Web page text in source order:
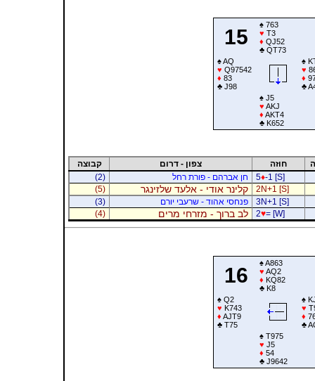
15
♠763
♥ T3
♦ QJ52
♣QT73
♠AQ
♥ Q97542
♦ 83
♣J98
♠
♥
♦
♣
♠J5
♥ AKJ
♦ AKT4
♣K652
חוזה צפון - דרום
קבוצה
5♦-1 [S] חן אברהם - פורת רחל
(2)
2N+1 [S]
קלינר אודי - אלעד שלזינגר
(5)
3N+1 [S]
פנחסי אהוד - שרעבי יורם
(3)
2♥= [W] לב ברוך - מזרחי מרים (4)
16
♠A863
♥ AQ2
♦ KQ82
♣K8
♠Q2
♥ K743
♦ AJT9
♣T75
♠
♥
♦
♣
♠T975
♥ J5
♦ 54
♣J9642